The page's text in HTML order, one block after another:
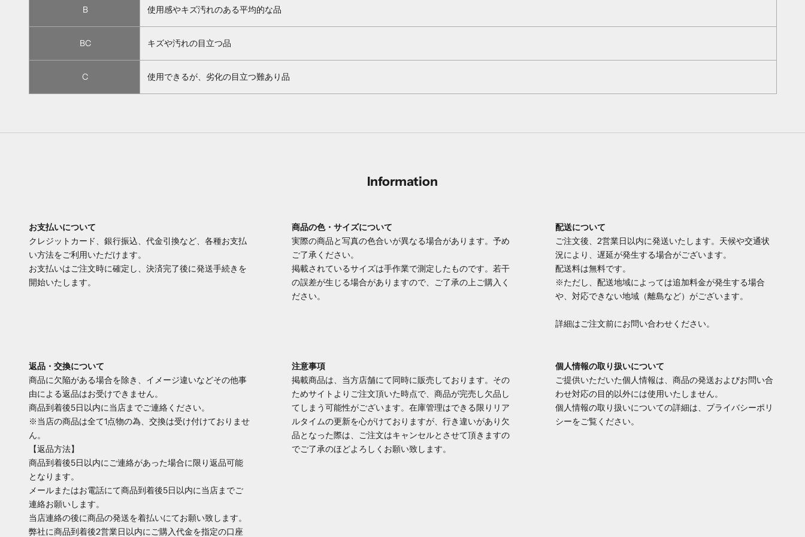
B 使用感やキズ汚れのある平均的な品
BC キズや汚れの目立つ品
C 使用できるが、劣化の目立つ難あり品
Information
お支払いについて
クレジットカード、銀行振込、代金引換など、各種お支払
い方法をご利用いただけます。
お支払いはご注文時に確定し、決済完了後に発送手続きを
開始いたします。
商品の色・サイズについて
実際の商品と写真の色合いが異なる場合があります。予め
ご了承ください。
掲載されているサイズは手作業で測定したものです。若干
の誤差が生じる場合がありますので、ご了承の上ご購入く
ださい。
配送について
ご注文後、2営業日以内に発送いたします。天候や交通状
況により、遅延が発生する場合がございます。
配送料は無料です。
※ただし、配送地域によっては追加料金が発生する場合
や、対応できない地域（離島など）がございます。
詳細はご注文前にお問い合わせください。
返品・交換について
商品に欠陥がある場合を除き、イメージ違いなどその他事
由による返品はお受けできません。
商品到着後5日以内に当店までご連絡ください。
※当店の商品は全て1点物の為、交換は受け付けておりませ
ん。
【返品方法】
商品到着後5日以内にご連絡があった場合に限り返品可能
となります。
メールまたはお電話にて商品到着後5日以内に当店までご
連絡お願いします。
当店連絡の後に商品の発送を着払いにてお願い致します。
弊社に商品到着後2営業日以内にご購入代金を指定の口座
注意事項
掲載商品は、当方店舗にて同時に販売しております。その
ためサイトよりご注文頂いた時点で、商品が完売し欠品し
てしまう可能性がございます。在庫管理はできる限りリア
ルタイムの更新を心がけておりますが、行き違いがあり欠
品となった際は、ご注文はキャンセルとさせて頂きますの
でご了承のほどよろしくお願い致します。
個人情報の取り扱いについて
ご提供いただいた個人情報は、商品の発送およびお問い合
わせ対応の目的以外には使用いたしません。
個人情報の取り扱いについての詳細は、プライバシーポリ
シーをご覧ください。